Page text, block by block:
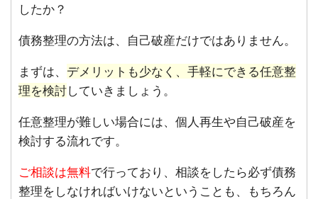
したか？
債務整理の方法は、自己破産だけではありません。
まずは、 デメリットも少なく、手軽にできる任意整
理を検討していきましょう。
任意整理が難しい場合には、個人再生や自己破産を
検討する流れです。
ご相談は無料で行っており、相談をしたら必ず債務
整理をしなければいけないということも、もちろん